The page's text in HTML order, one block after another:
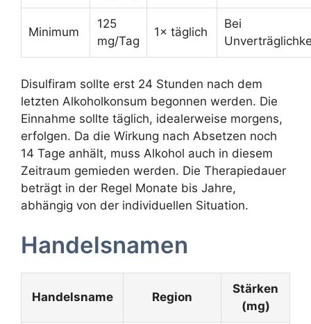
Minimum
125
mg/Tag
1× täglich
Bei
Disulfiram sollte erst 24 Stunden nach dem
letzten Alkoholkonsum begonnen werden. Die
Einnahme sollte täglich, idealerweise morgens,
erfolgen. Da die Wirkung nach Absetzen noch
14 Tage anhält, muss Alkohol auch in diesem
Zeitraum gemieden werden. Die Therapiedauer
beträgt in der Regel Monate bis Jahre,
abhängig von der individuellen Situation.
Handelsnamen
Handelsname Region
Stärken
(mg)